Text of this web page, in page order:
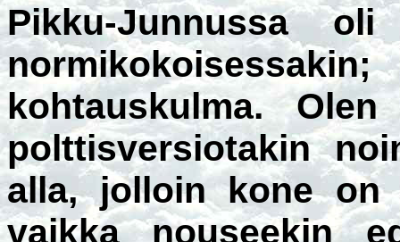
Pikku-Junnussa
kohtauskulma.
polttisversiotakin
alla, jolloin kone on
vaikka nouseekin